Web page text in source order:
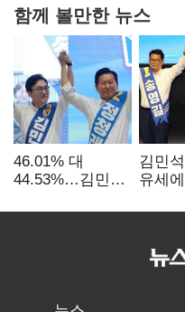
함께 볼만한 뉴스
46.01% 대
44.53%…김민석·
'초박빙'(종합
김민
유세
"벌써